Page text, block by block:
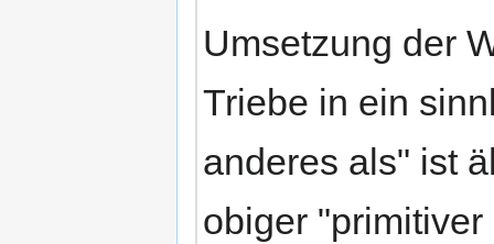
Umsetzung der
Triebe in ein
anderes als" ist
obiger